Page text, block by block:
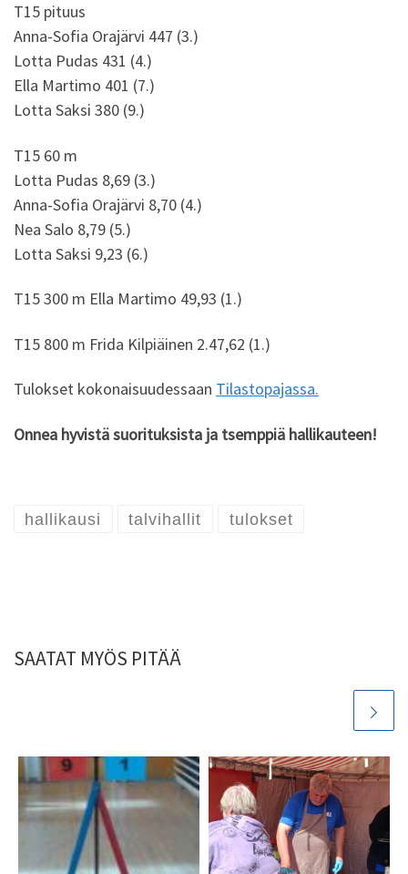
T15 pituus
Anna-Sofia Orajärvi 447 (3.)
Lotta Pudas 431 (4.)
Ella Martimo 401 (7.)
Lotta Saksi 380 (9.)
T15 60 m
Lotta Pudas 8,69 (3.)
Anna-Sofia Orajärvi 8,70 (4.)
Nea Salo 8,79 (5.)
Lotta Saksi 9,23 (6.)
T15 300 m Ella Martimo 49,93 (1.)
T15 800 m Frida Kilpiäinen 2.47,62 (1.)
Tulokset kokonaisuudessaan Tilastopajassa.
Onnea hyvistä suorituksista ja tsemppiä hallikauteen!
hallikausi talvihallit tulokset
SAATAT MYÖS PITÄÄ